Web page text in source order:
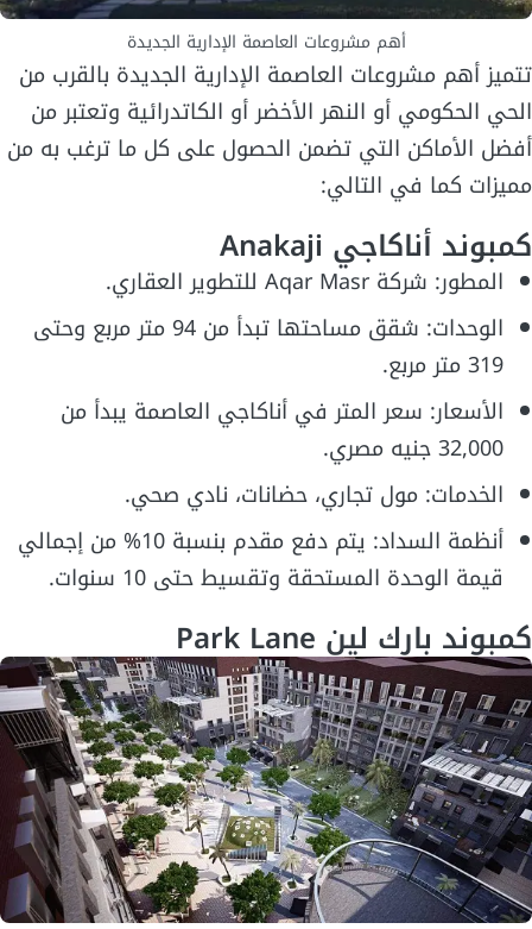
أهم مشروعات العاصمة الإدارية الجديدة
تتميز أهم مشروعات العاصمة الإدارية الجديدة بالقرب من
الحي الحكومي أو النهر الأخضر أو الكاتدرائية وتعتبر من
أفضل الأماكن التي تضمن الحصول على كل ما ترغب به من
مميزات كما في التالي:
كمبوند أناكاجي Anakaji
المطور: شركة Aqar Masr للتطوير العقاري.
الوحدات: شقق مساحتها تبدأ من 94 متر مربع وحتى
319 متر مربع.
الأسعار: سعر المتر في أناكاجي العاصمة يبدأ من
32,000 جنيه مصري.
الخدمات: مول تجاري، حضانات، نادي صحي.
أنظمة السداد: يتم دفع مقدم بنسبة 10% من إجمالي
قيمة الوحدة المستحقة وتقسيط حتى 10 سنوات.
كمبوند بارك لين Park Lane